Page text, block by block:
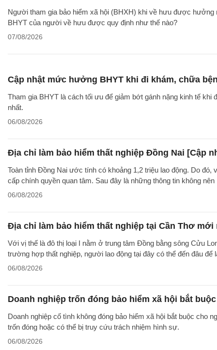
Người tham gia bảo hiểm xã hội (BHXH) khi về hưu được
BHYT của người về hưu được quy định như thế nào?
07/08/2026
Cập nhật mức hưởng BHYT khi đi khám, chữa
Tham gia BHYT là cách tối ưu để giảm bớt gánh nặng kinh tế
nhất.
06/08/2026
Địa chỉ làm bảo hiểm thất nghiệp Đồng Nai [Cập
Toàn tỉnh Đồng Nai ước tính có khoảng 1,2 triệu lao động. Do
cấp chính quyền quan tâm. Sau đây là những thông tin không
06/08/2026
Địa chỉ làm bảo hiểm thất nghiệp tại Cần Thơ mới
Với vị thế là đô thị loại I nằm ở trung tâm Đồng bằng sông Cửu
trường hợp thất nghiệp, người lao động tại đây có thể đến đâu
06/08/2026
Doanh nghiệp trốn đóng bảo hiểm xã hội bắt
Doanh nghiệp cố tình không đóng bảo hiểm xã hội bắt buộc cho
trốn đóng hoặc có thể bị truy cứu trách nhiệm hình sự.
06/08/2026